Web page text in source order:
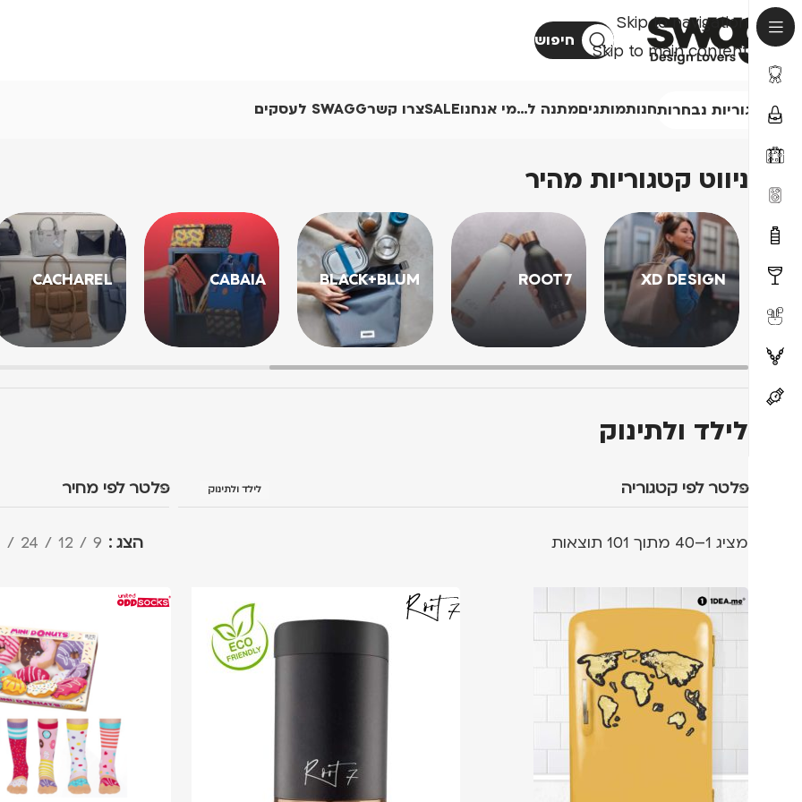
Skip to navigation
Skip to main content
חיפוש
קטגוריות נבחרותחנותמותגיםמתנה ל…מי אנחנוSALEצרו קשרSWAGG לעסקים
ניווט קטגוריות מהיר
XD DESIGN
ROOT7
BLACK+BLUM
CABAIA
CACHAREL
לילד ולתינוק
פלטר לפי קטגוריה לילד ולתינוק פלטר לפי מחיר
מציג 1–40 מתוך 101 תוצאות הצג 9
12
24